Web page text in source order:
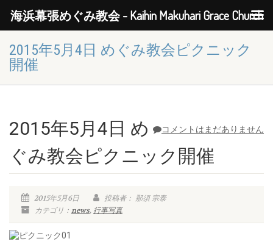
2015年5月4日 めぐみ教会ピクニック
開催
コメントはまだありません
2015年5月4日 め
ぐみ教会ピクニック開催
2015年5月6日
投稿者： 那須 宗泰
カテゴリ： news, 行事写真
海浜幕張めぐみ教会 - Kaihin Makuhari Grace Church